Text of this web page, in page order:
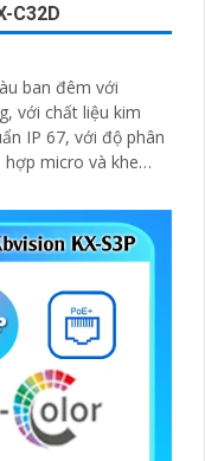
C32D
ban đêm với
với chất liệu kim
IP 67, với độ phân
hợp micro và khe